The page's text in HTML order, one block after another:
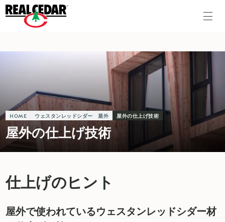
HOME ウェスタンレッドシダー 屋外 屋外の仕上げ技術
屋外の仕上げ技術
仕上げのヒント
屋外で使われているウェスタンレッドシダー材